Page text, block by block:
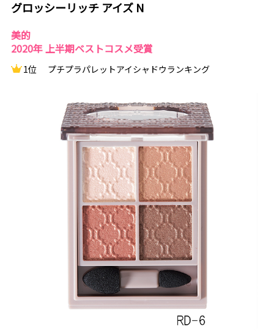
グロッシーリッチ アイズ N
美的
2020年 上半期ベストコスメ受賞
1位 プチプラパレットアイシャドウランキング